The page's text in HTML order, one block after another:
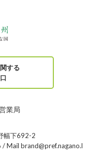
する
業局
幅下692-2
Mail brand@pref.nagano.l